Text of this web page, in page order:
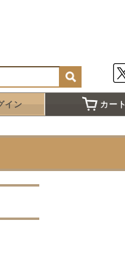
イン カート